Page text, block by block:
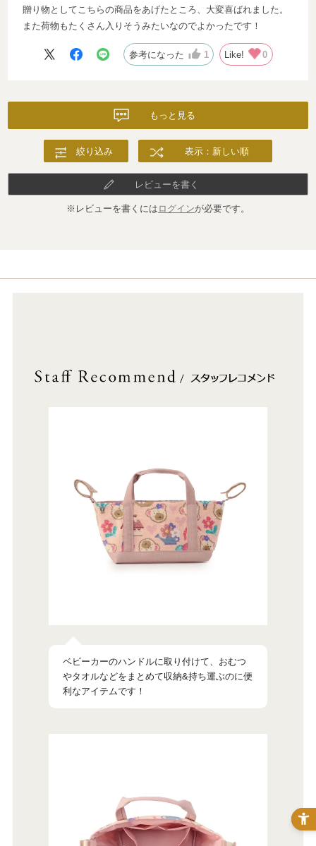
贈り物としてこちらの商品をあげたところ、大変喜ばれました。
また荷物もたくさん入りそうみたいなのでよかったです！
参考になった 1 Like! 0
もっと見る
絞り込み 表示：新しい順
レビューを書く
※レビューを書くには ログインが必要です。
ベビーカーのハンドルに取り付けて、おむつ
タオルなどをまとめて収納&持ち運ぶのに便